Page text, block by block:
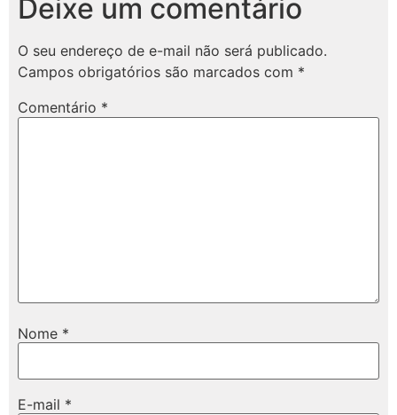
Deixe um comentário
O seu endereço de e-mail não será publicado.
Campos obrigatórios são marcados com *
Comentário *
Nome *
E-mail *